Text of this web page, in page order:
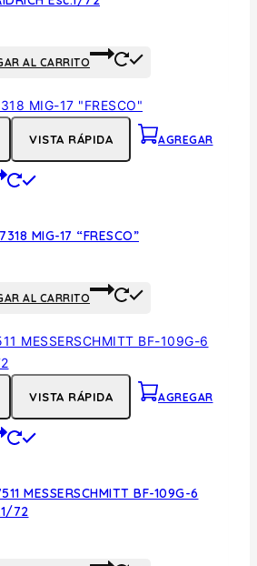
AL CARRITO
VISTA RÁPIDA AGREGAR
MIG-17 “FRESCO”
AL CARRITO
VISTA RÁPIDA AGREGAR
MESSERSCHMITT BF-109G-6
72